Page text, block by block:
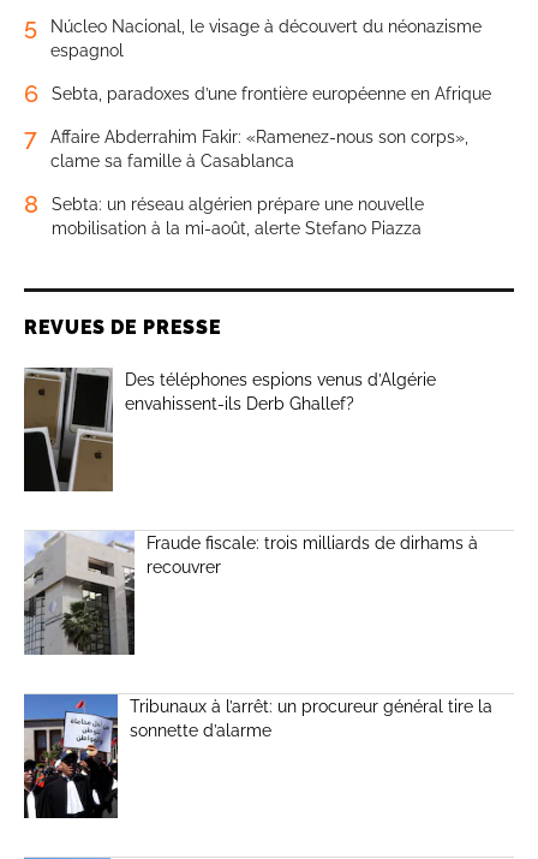
5
Núcleo Nacional, le visage à découvert du néonazisme
espagnol
6 Sebta, paradoxes d’une frontière européenne en Afrique
7
Affaire Abderrahim Fakir: «Ramenez-nous son corps»,
clame sa famille à Casablanca
8
Sebta: un réseau algérien prépare une nouvelle
mobilisation à la mi-août, alerte Stefano Piazza
REVUES DE PRESSE
Des téléphones espions venus d’Algérie
envahissent-ils Derb Ghallef?
Fraude fiscale: trois milliards de dirhams à
recouvrer
Tribunaux à l’arrêt: un procureur général tire la
sonnette d’alarme